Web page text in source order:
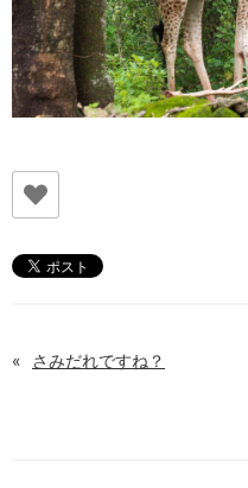
« さみだれですね？